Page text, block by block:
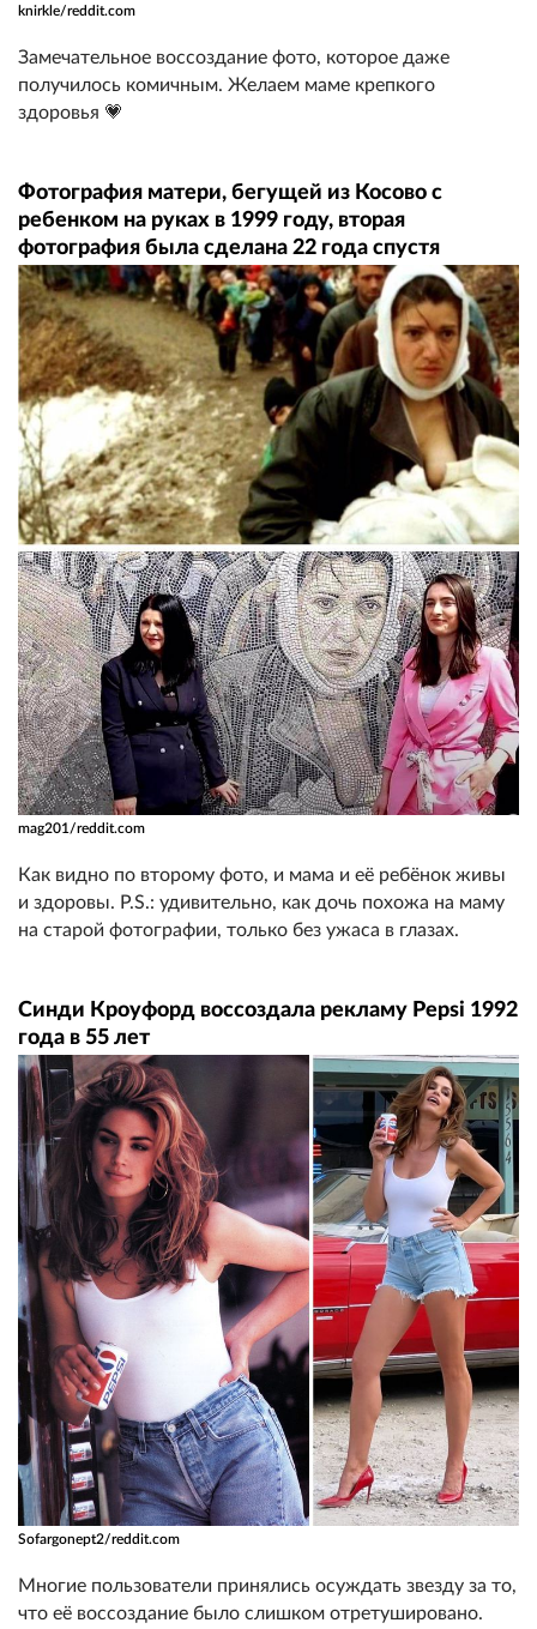
knirkle/reddit.com
Замечательное воссоздание фото, которое даже
получилось комичным. Желаем маме крепкого
здоровья 💗
Фотография матери, бегущей из Косово с
ребенком на руках в 1999 году, вторая
фотография была сделана 22 года спустя
mag201/reddit.com
Как видно по второму фото, и мама и её ребёнок живы
и здоровы. P.S.: удивительно, как дочь похожа на маму
на старой фотографии, только без ужаса в глазах.
Синди Кроуфорд воссоздала рекламу Pepsi 1992
года в 55 лет
Sofargonept2/reddit.com
Многие пользователи принялись осуждать звезду за то,
что её воссоздание было слишком отретушировано.